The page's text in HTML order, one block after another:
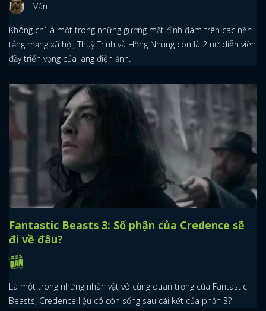
Vân
Không chỉ là một trong những gương mặt đình đám trên các nền
tảng mạng xã hội, Thuỳ Trinh và Hồng Nhung còn là 2 nữ diễn viên
đầy triển vọng của làng điện ảnh.
Fantastic Beasts 3: Số phận của Credence sẽ
đi về đâu?
Là một trong những nhân vật vô cùng quan trọng của Fantastic
Beasts, Credence liệu có còn sống sau cái kết của phần 3?